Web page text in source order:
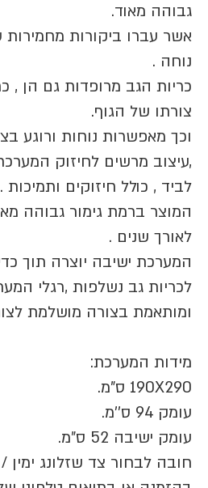
גבוהה מאוד.
אשר עברו ביקורות
נוחה .
כריות הגב מרופדות גם הן ,
צורתו של הגוף.
וכך מאפשרות נוחות ורוגע
,עיצוב מרשים לחיזוק
לביד , כולל חיזוקים ותמיכות .
המוצר ברמת גימור גבוהה
לאורך שנים .
המערכת ישיבה יוצרה תוך
לכריות גב נשלפות ,רגלי
ומותאמת בצורה מושלמת
מידות המערכת:
190X290 ס"מ.
עומק 94 ס''מ.
עומק ישיבה 52 ס"מ.
חובה לבחור צד שזלונג